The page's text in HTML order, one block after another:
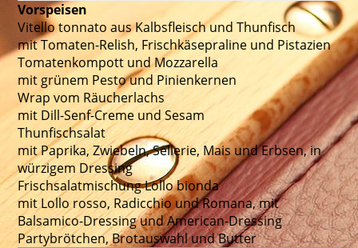
Vorspeisen
Vitello tonnato aus Kalbsfleisch und Thunfisch
mit Tomaten-Relish, Frischkäsepraline und Pistazien
Tomatenkompott und Mozzarella
mit grünem Pesto und Pinienkernen
Wrap vom Räucherlachs
mit Dill-Senf-Creme und Sesam
Thunfischsalat
mit Paprika, Zwiebeln, Sellerie, Mais und Erbsen, in
würzigem Dressing
Frischsalatmischung Lollo bionda
mit Lollo rosso, Radicchio und Romana, mit
Balsamico-Dressing und American-Dressing
Partybrötchen, Brotauswahl und Butter